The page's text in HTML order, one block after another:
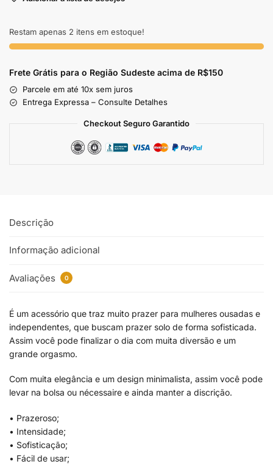
Restam apenas 2 itens em estoque!
Frete Grátis para o Região Sudeste acima de R$150
Parcele em até 10x sem juros
Entrega Expressa – Consulte Detalhes
Checkout Seguro Garantido
Descrição
Informação adicional
Avaliações 0
É um acessório que traz muito prazer para mulheres ousadas e
independentes, que buscam prazer solo de forma sofisticada.
Assim você pode finalizar o dia com muita diversão e um
grande orgasmo.
Com muita elegância e um design minimalista, assim você pode
levar na bolsa ou nécessaire e ainda manter a discrição.
• Prazeroso;
• Intensidade;
• Sofisticação;
• Fácil de usar;